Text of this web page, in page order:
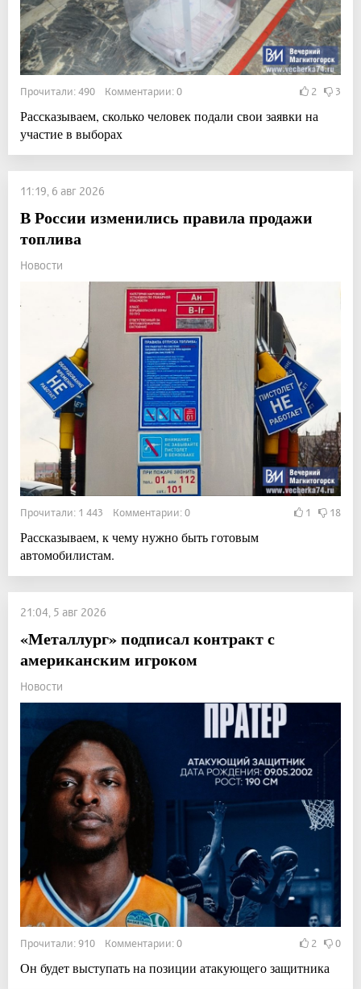
Прочитали: 490 Комментарии: 0 2 3
Рассказываем, сколько человек подали свои заявки на
участие в выборах
11:19, 6 авг 2026
В России изменились правила продажи
топлива
Новости
Прочитали: 1 443 Комментарии: 0 1 18
Рассказываем, к чему нужно быть готовым
автомобилистам.
21:04, 5 авг 2026
«Металлург» подписал контракт с
американским игроком
Новости
Прочитали: 910 Комментарии: 0 2 0
Он будет выступать на позиции атакующего защитника